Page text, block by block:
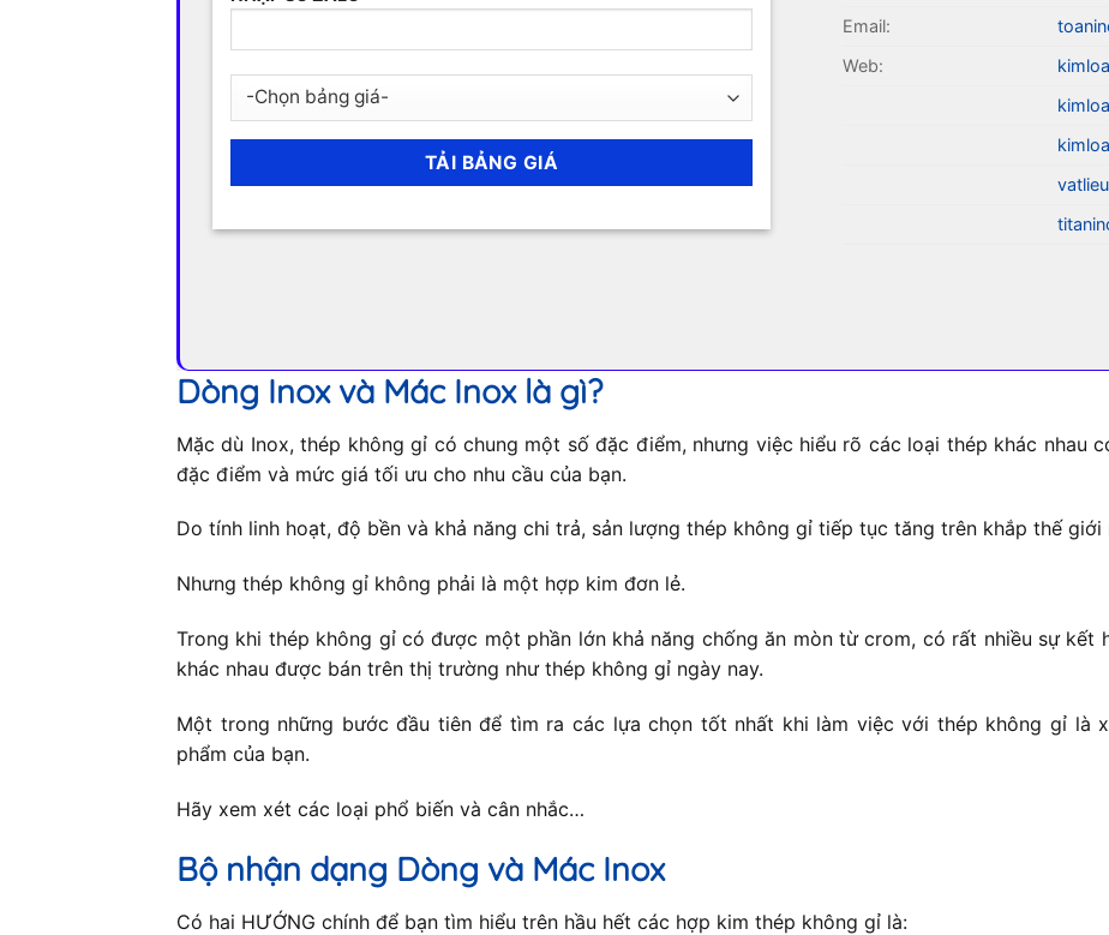
Email:
Web:
Dòng Inox và Mác Inox là gì?
Mặc dù Inox, thép không gỉ có chung một số đặc điểm, nhưng việc hiểu rõ các loại thép khác nhau
đặc điểm và mức giá tối ưu cho nhu cầu của bạn.
Do tính linh hoạt, độ bền và khả năng chi trả, sản lượng thép không gỉ tiếp tục tăng trên khắp thế giới
Nhưng thép không gỉ không phải là một hợp kim đơn lẻ.
Trong khi thép không gỉ có được một phần lớn khả năng chống ăn mòn từ crom, có rất nhiều sự kết
khác nhau được bán trên thị trường như thép không gỉ ngày nay.
Một trong những bước đầu tiên để tìm ra các lựa chọn tốt nhất khi làm việc với thép không gỉ là
phẩm của bạn.
Hãy xem xét các loại phổ biến và cân nhắc…
Bộ nhận dạng Dòng và Mác Inox
Có hai HƯỚNG chính để bạn tìm hiểu trên hầu hết các hợp kim thép không gỉ là: